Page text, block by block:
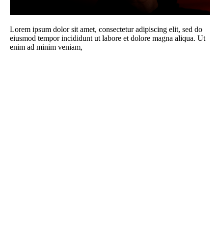
Lorem ipsum dolor sit amet, consectetur adipiscing elit, sed do
eiusmod tempor incididunt ut labore et dolore magna aliqua. Ut
enim ad minim veniam,